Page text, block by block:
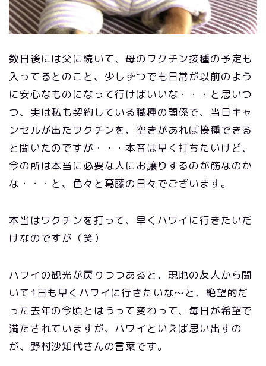
数日後には父に続いて、母のワクチン接種の予定も
入ってるとのこと、少しずつでも日常が以前のよう
に安心なものになって行けばいいな・・・と思いつ
つ、実は私も契約している職種の関係で、当日キャ
ンセルが出たワクチンを、空きがあれば接種できる
と聞いたのですが・・・本音は早く打ちたいけど、
今の所は本当に必要な人にお譲りするのが筋なのか
な・・・と、色々と葛藤の日々でございます。
本当はワクチンを打って、早くハワイに行きたいだ
けなのですが（笑）
ハワイの観光が戻りつつあると、現地の友人から聞
いて1日も早くハワイに行きたいな〜と、絶望的だ
った去年の今頃とはうって変わって、毎日が希望で
満たされていますが、ハワイといえば思い出すの
が、野村沙知代さんの言葉です。